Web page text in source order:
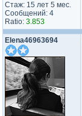
Стаж: 15 лет 5 мес.
Сообщений: 4
Ratio: 3.853
Elena46963694